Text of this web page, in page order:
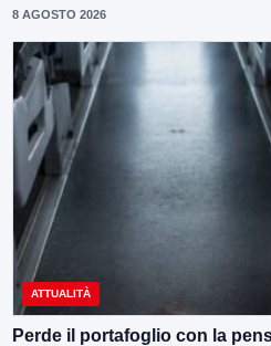
8 AGOSTO 2026
ATTUALITÀ
Perde il portafoglio con la